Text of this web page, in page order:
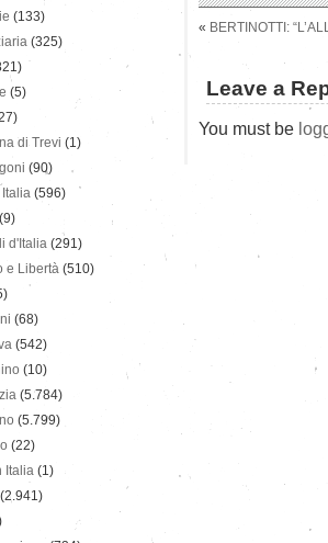
« BERTINOTTI:
Leave a
You must be
(133)
(325)
(5)
di Trevi (1)
(90)
Italia (596)
(9)
d'Italia (291)
e Libertà (510)
(68)
(542)
(10)
(5.784)
(5.799)
(22)
Italia (1)
(2.941)